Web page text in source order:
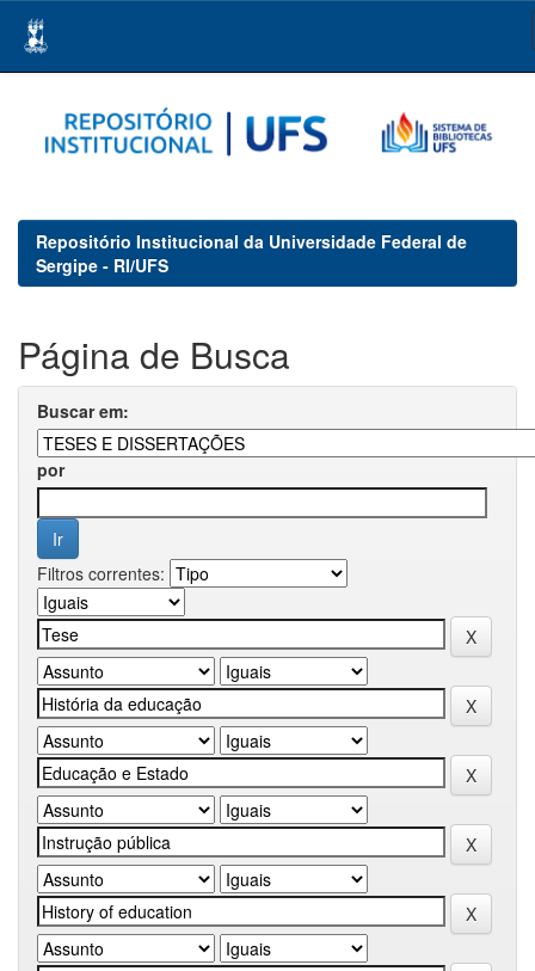
navigation
Repositório Institucional da Universidade Federal de
Sergipe - RI/UFS
Página de Busca
Buscar em:
por
Filtros correntes: